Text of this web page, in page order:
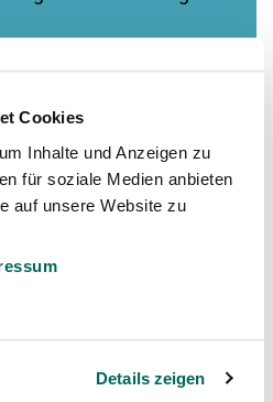
Cookies
Inhalte und Anzeigen zu
für soziale Medien anbieten
auf unsere Website zu
Details zeigen